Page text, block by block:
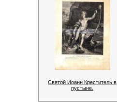
Святой Иоанн Креститель в
пустыне.